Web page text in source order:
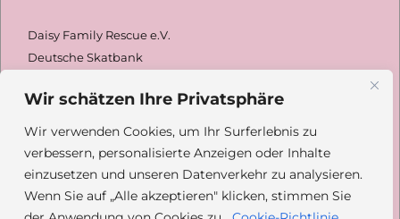
Wir schätzen Ihre Privatsphäre
Wir verwenden Cookies, um Ihr Surferlebnis zu
verbessern, personalisierte Anzeigen oder Inhalte
einzusetzen und unseren Datenverkehr zu analysieren.
Wenn Sie auf „Alle akzeptieren" klicken, stimmen Sie
Daisy Family Rescue e.V.
Deutsche Skatbank
GENODEF1SLR
Paypal: @daisyfamilyrescue
Spendenformular